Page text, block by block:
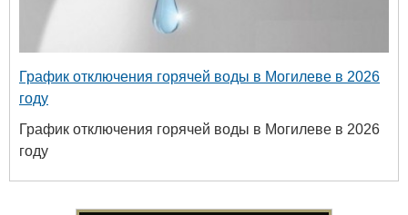
График отключения горячей воды в Могилеве в 2026
году
График отключения горячей воды в Могилеве в 2026
году